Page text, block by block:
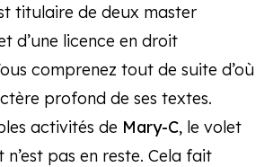
titulaire de deux master
d’une licence en droit
comprenez tout de suite d’où
profond de ses textes.
activités de Mary-C, le volet
pas en reste. Cela fait